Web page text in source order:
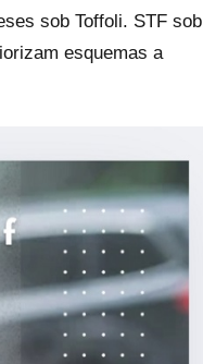
sob Toffoli. STF sob
esquemas a